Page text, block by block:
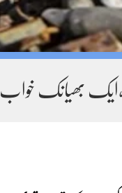
بھیانک خواب